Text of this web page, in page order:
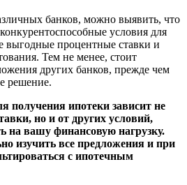
банков, можно выявить, что
условия для
выгодные процентные ставки и
Тем не менее, стоит
других банков, прежде чем
решение.
получения ипотеки зависит не
но и от других условий,
на вашу финансовую нагрузку.
изучить все предложения и при
с ипотечным